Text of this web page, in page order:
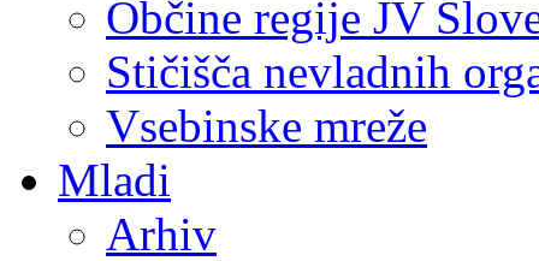
Občine regije JV
Stičišča nevladnih
Vsebinske mreže
Mladi
Arhiv